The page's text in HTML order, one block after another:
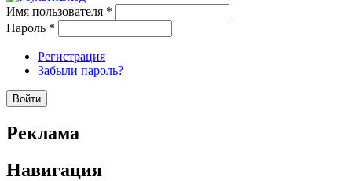
Имя пользователя *
Пароль *
Регистрация
Забыли пароль?
Реклама
Навигация